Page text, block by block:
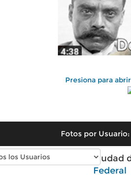
Presiona para
Fotos por Usuario:
Fotos antiguas de Ciudad
Federal